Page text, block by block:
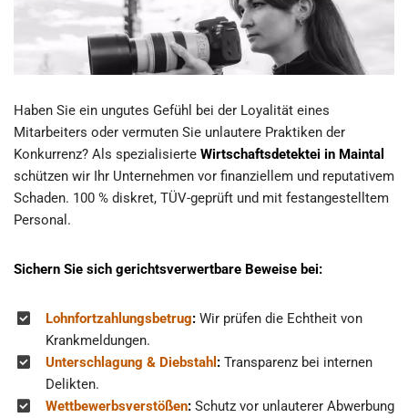
Haben Sie ein ungutes Gefühl bei der Loyalität eines
Mitarbeiters oder vermuten Sie unlautere Praktiken der
Konkurrenz? Als spezialisierte Wirtschaftsdetektei in Maintal
schützen wir Ihr Unternehmen vor finanziellem und reputativem
Schaden. 100 % diskret, TÜV-geprüft und mit festangestelltem
Personal.
Sichern Sie sich gerichtsverwertbare Beweise bei:
Lohnfortzahlungsbetrug: Wir prüfen die Echtheit von
Krankmeldungen.
Unterschlagung & Diebstahl : Transparenz bei internen
Delikten.
Wettbewerbsverstößen: Schutz vor unlauterer Abwerbung